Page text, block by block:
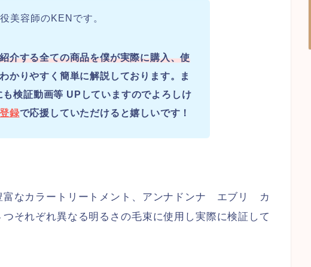
美容師のKENです。
紹介する全ての商品を僕が実際に購入、使
かりやすく簡単に解説しております。ま
も検証動画等 UPしていますのでよろしけ
録で応援していただけると嬉しいです！
富なカラートリートメント、アンナドンナ エブリ カ
それぞれ異なる明るさの毛束に使用し実際に検証して